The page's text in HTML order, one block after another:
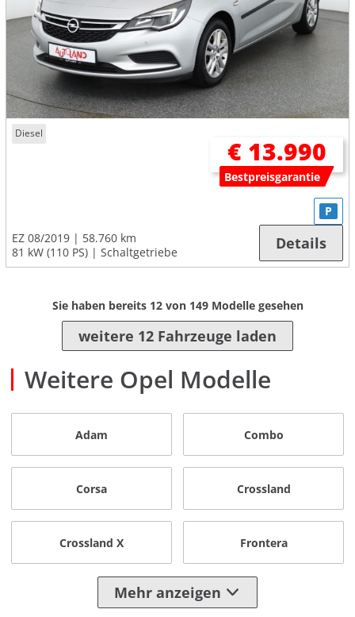
Diesel
€ 13.990
Bestpreisgarantie
EZ 08/2019
58.760 km
81 kW (110 PS)
Schaltgetriebe
P
Details
Sie haben bereits 12von 149Modelle gesehen
weitere 12 Fahrzeuge laden
Weitere Opel Modelle
Adam Combo
Corsa Crossland
Crossland X Frontera
Mehr anzeigen